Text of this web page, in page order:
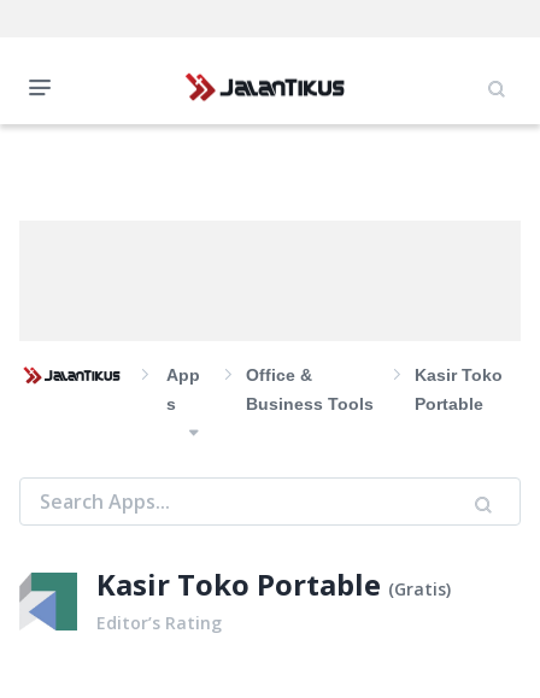
App
S
Office &
Business Tools
Kasir Toko
Portable
Kasir Toko Portable (Gratis)
Editor’s Rating